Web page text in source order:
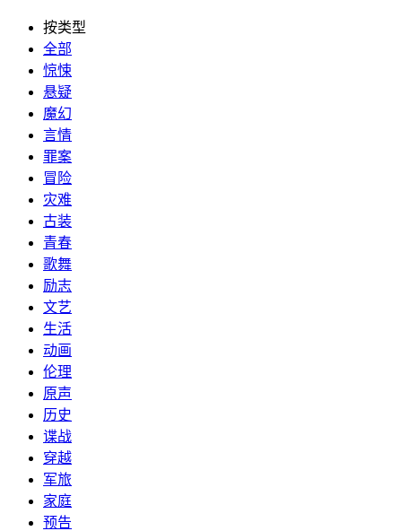
按类型
全部
惊悚
悬疑
魔幻
言情
罪案
冒险
灾难
古装
青春
歌舞
励志
文艺
生活
动画
伦理
原声
历史
谍战
穿越
军旅
家庭
预告